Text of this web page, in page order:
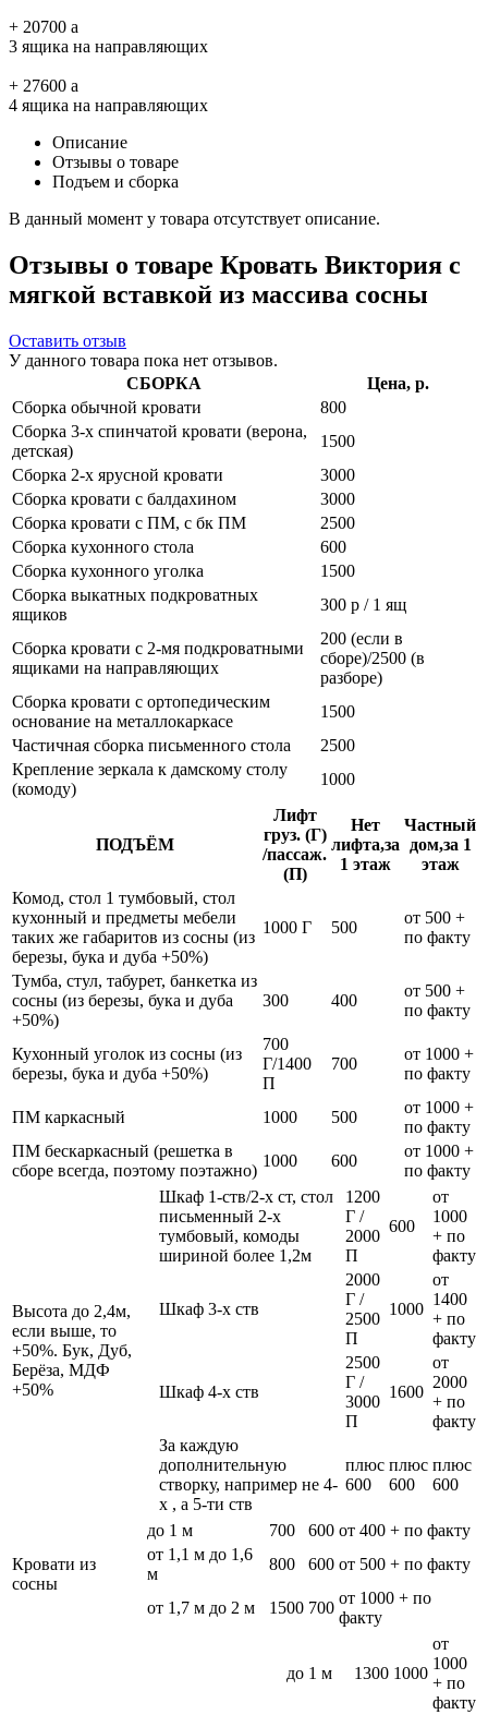
+ 20700 a
3 ящика на направляющих
+ 27600 a
4 ящика на направляющих
Описание
Отзывы о товаре
Подъем и сборка
В данный момент у товара отсутствует описание.
Отзывы о товаре Кровать Виктория с
мягкой вставкой из массива сосны
Оставить отзыв
У данного товара пока нет отзывов.
СБОРКА
Цена, р.
Сборка обычной кровати
800
Сборка 3-х спинчатой кровати (верона,
детская)
1500
Сборка 2-х ярусной кровати
3000
Сборка кровати с балдахином
3000
Сборка кровати с ПМ, с бк ПМ
2500
Сборка кухонного стола
600
Сборка кухонного уголка
1500
Сборка выкатных подкроватных
ящиков
300 р / 1 ящ
Сборка кровати с 2-мя подкроватными
ящиками на направляющих
200 (если в
сборе)/2500 (в
разборе)
Сборка кровати с ортопедическим
основание на металлокаркасе
1500
Частичная сборка письменного стола
2500
Крепление зеркала к дамскому столу
(комоду)
1000
ПОДЪЁМ
Лифт
груз. (Г)
/пассаж.
(П)
Нет
лифта,за
1 этаж
Частный
дом,за 1
этаж
Комод, стол 1 тумбовый, стол
кухонный и предметы мебели
таких же габаритов из сосны (из
березы, бука и дуба +50%)
1000 Г 500
от 500 +
по факту
Тумба, стул, табурет, банкетка из
сосны (из березы, бука и дуба
+50%)
300 400
от 500 +
по факту
Кухонный уголок из сосны (из
березы, бука и дуба +50%)
700
Г/1400
П
700
от 1000 +
по факту
ПМ каркасный 1000 500
от 1000 +
по факту
ПМ бескаркасный (решетка в
сборе всегда, поэтому поэтажно)
1000 600
от 1000 +
по факту
Высота до 2,4м,
если выше, то
+50%. Бук, Дуб,
Берёза, МДФ
+50%
Шкаф 1-ств/2-х ст, стол
письменный 2-х
тумбовый, комоды
шириной более 1,2м
1200
Г /
2000
П
600
от
1000
+ по
факту
Шкаф 3-х ств
2000
Г /
2500
П
1000
от
1400
+ по
факту
Шкаф 4-х ств
2500
Г /
3000
П
1600
от
2000
+ по
факту
За каждую
дополнительную
створку, например не 4-
х , а 5-ти ств
плюс
600
плюс
600
плюс
600
Кровати из
сосны
до 1 м 700 600 от 400 + по факту
от 1,1 м до 1,6
м
800 600 от 500 + по факту
от 1,7 м до 2 м 1500 700
от 1000 + по
факту
до 1 м 1300 1000
от
1000
+ по
факту